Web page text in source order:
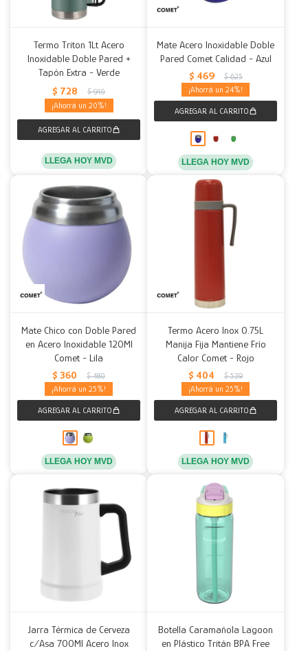
Termo Triton 1Lt Acero
Inoxidable Doble Pared +
Tapón Extra - Verde
$ 728 $ 910
20
LLEGA HOY MVD
Mate Acero Inoxidable Doble
Pared Comet Calidad - Azul
$ 469 $ 625
24
LLEGA HOY MVD
Mate Chico con Doble Pared
en Acero Inoxidable 120Ml
Comet - Lila
$ 360 $ 480
25
LLEGA HOY MVD
Termo Acero Inox 0.75L
Manija Fija Mantiene Frío
Calor Comet - Rojo
$ 404 $ 539
25
LLEGA HOY MVD
Jarra Térmica de Cerveza
c/Asa 700Ml Acero Inox
Botella Caramañola Lagoon
en Plástico Tritán BPA Free